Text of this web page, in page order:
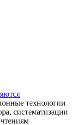
технологии
систематизации